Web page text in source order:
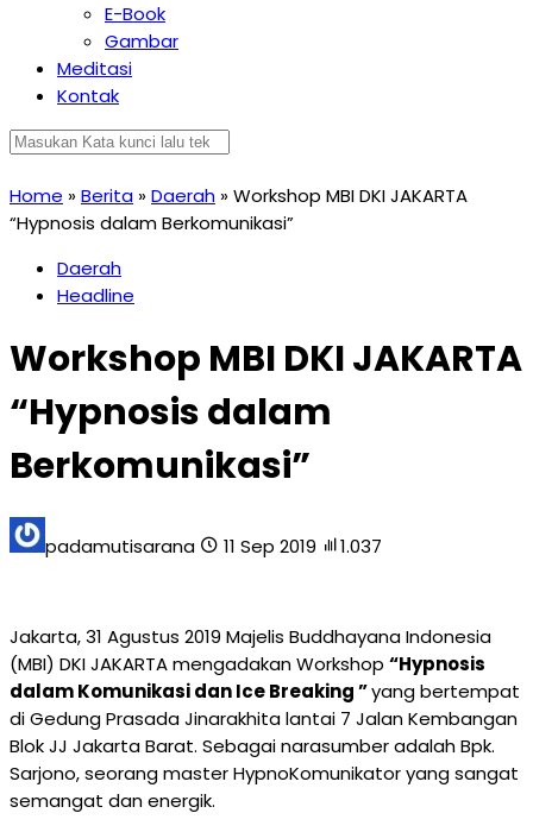
E-Book
Gambar
Meditasi
Kontak
Home »Berita »Daerah »Workshop MBI DKI JAKARTA
“Hypnosis dalam Berkomunikasi”
Daerah
Headline
Workshop MBI DKI JAKARTA
“Hypnosis dalam
Berkomunikasi”
padamutisarana 11 Sep 2019 1.037
Jakarta, 31 Agustus 2019 Majelis Buddhayana Indonesia
(MBI) DKI JAKARTA mengadakan Workshop “Hypnosis
dalam Komunikasi dan Ice Breaking ”yang bertempat
di Gedung Prasada Jinarakhita lantai 7 Jalan Kembangan
Blok JJ Jakarta Barat. Sebagai narasumber adalah Bpk.
Sarjono, seorang master HypnoKomunikator yang sangat
semangat dan energik.